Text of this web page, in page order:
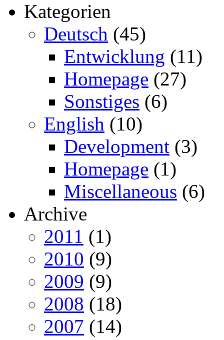
Kategorien
Deutsch (45)
Entwicklung (11)
Homepage (27)
Sonstiges (6)
English (10)
Development (3)
Homepage (1)
Miscellaneous (6)
Archive
2011 (1)
2010 (9)
2009 (9)
2008 (18)
2007 (14)